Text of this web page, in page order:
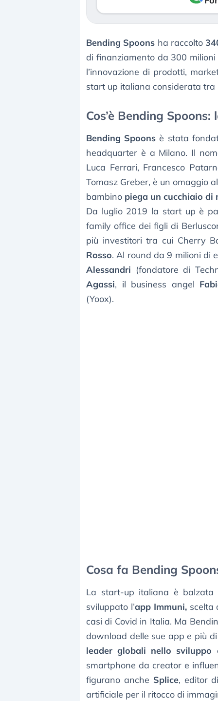
Bending Spoons ha raccolto
di finanziamento da 300
l’innovazione di prodotti,
start up italiana considerata tra
Cos’è Bending
Bending Spoons è stata
headquarter è a Milano. Il
Luca Ferrari, Francesco
Tomasz Greber, è un omaggio
bambino piega un cucchiaio di
Da luglio 2019 la start up è
family office dei figli di
più investitori tra cui Cherry
Rosso. Al round da 9 milioni di
Alessandri (fondatore di
Agassi, il business angel
(Yoox).
Cosa fa Bending
La start-up italiana è
sviluppato l’app Immuni,scelta
casi di Covid in Italia. Ma
download delle sue app e più
leader globali nello sviluppo
smartphone da creator e
figurano anche Splice, editor
artificiale per il ritocco di